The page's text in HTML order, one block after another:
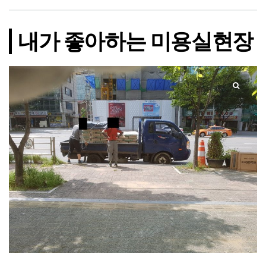
내가 좋아하는 미용실현장